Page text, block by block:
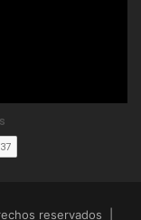
reservados |